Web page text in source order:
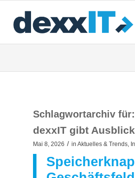
Schlagwortarchiv für:
dexxIT gibt
Mai 8, 2026 / in Aktuelles & Trends,